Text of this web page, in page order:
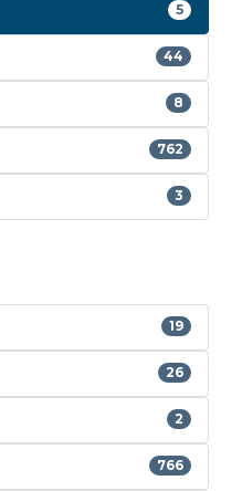
5
44
8
762
3
19
26
2
766